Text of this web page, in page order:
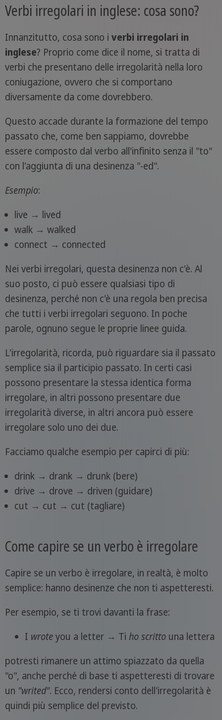
Verbi irregolari in inglese: cosa sono?
Innanzitutto, cosa sono i verbi irregolari in
inglese? Proprio come dice il nome, si tratta di
verbi che presentano delle irregolarità nella loro
coniugazione, ovvero che si comportano
diversamente da come dovrebbero.
Questo accade durante la formazione del tempo
passato che, come ben sappiamo, dovrebbe
essere composto dal verbo all'infinito senza il "to"
con l'aggiunta di una desinenza "-ed".
Esempio:
live → lived
walk → walked
connect → connected
Nei verbi irregolari, questa desinenza non c'è. Al
suo posto, ci può essere qualsiasi tipo di
desinenza, perché non c'è una regola ben precisa
che tutti i verbi irregolari seguono. In poche
parole, ognuno segue le proprie linee guida.
L'irregolarità, ricorda, può riguardare sia il passato
semplice sia il participio passato. In certi casi
possono presentare la stessa identica forma
irregolare, in altri possono presentare due
irregolarità diverse, in altri ancora può essere
irregolare solo uno dei due.
Facciamo qualche esempio per capirci di più:
drink → drank → drunk (bere)
drive → drove → driven (guidare)
cut → cut → cut (tagliare)
Come capire se un verbo è irregolare
Capire se un verbo è irregolare, in realtà, è molto
semplice: hanno desinenze che non ti aspetteresti.
Per esempio, se ti trovi davanti la frase:
I wroteyou a letter → Ti ho scrittouna lettera
potresti rimanere un attimo spiazzato da quella
"o", anche perché di base ti aspetteresti di trovare
un "writed". Ecco, rendersi conto dell'irregolarità è
quindi più semplice del previsto.